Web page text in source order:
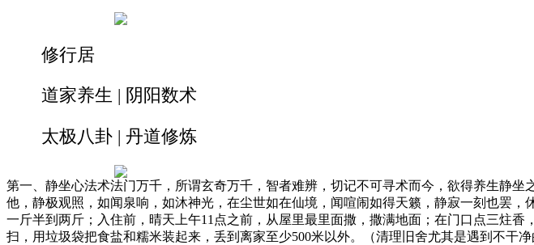
修行居
道家养生 | 阴阳数术
太极八卦 | 丹道修炼
第一、静坐心法术法门万千，所谓玄奇万千，智者难辨，切记不可寻术而今，欲得养生静
他，静极观照，如闻泉响，如沐神光，在尘世如在仙境，闻喧闹如得天籁，静寂一刻也罢
一斤半到两斤；入住前，晴天上午11点之前，从屋里最里面撒，撒满地面；在门口点三炷
扫，用垃圾袋把食盐和糯米装起来，丢到离家至少500米以外。（清理旧舍尤其是遇到不